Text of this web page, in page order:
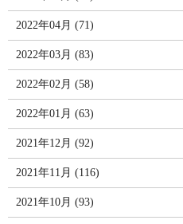
2022年04月 (71)
2022年03月 (83)
2022年02月 (58)
2022年01月 (63)
2021年12月 (92)
2021年11月 (116)
2021年10月 (93)